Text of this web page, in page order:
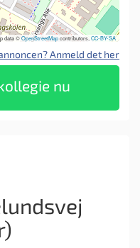
data ©OpenStreetMapcontributors,CC-BY-SA
Anmeld det her
nu